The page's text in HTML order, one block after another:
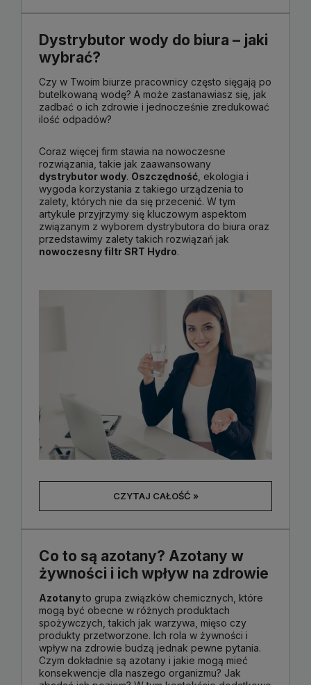
Dystrybutor wody do biura – jaki
wybrać?
Czy w Twoim biurze pracownicy często sięgają po
butelkowaną wodę? A może zastanawiasz się, jak
zadbać o ich zdrowie i jednocześnie zredukować
ilość odpadów?
Coraz więcej firm stawia na nowoczesne
rozwiązania, takie jak zaawansowany
dystrybutor wody. Oszczędność , ekologia i
wygoda korzystania z takiego urządzenia to
zalety, których nie da się przecenić. W tym
artykule przyjrzymy się kluczowym aspektom
związanym z wyborem dystrybutora do biura oraz
przedstawimy zalety takich rozwiązań jak
nowoczesny filtr SRT Hydro.
CZYTAJ CAŁOŚĆ »
Co to są azotany? Azotany w
żywności i ich wpływ na zdrowie
Azotanyto grupa związków chemicznych, które
mogą być obecne w różnych produktach
spożywczych, takich jak warzywa, mięso czy
produkty przetworzone. Ich rola w żywności i
wpływ na zdrowie budzą jednak pewne pytania.
Czym dokładnie są azotany i jakie mogą mieć
konsekwencje dla naszego organizmu? Jak